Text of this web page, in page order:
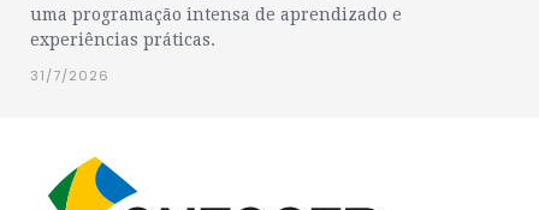
uma programação intensa de aprendizado e
experiências práticas.
31/7/2026